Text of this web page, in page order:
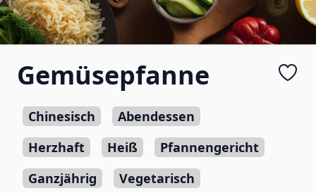
Gemüsepfanne
Chinesisch
Abendessen
Herzhaft
Heiß
Pfannengericht
Ganzjährig
Vegetarisch